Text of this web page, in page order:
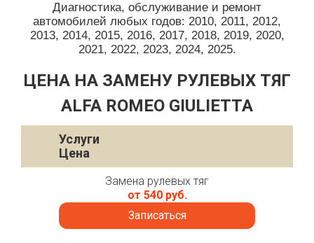
Диагностика, обслуживание и ремонт
автомобилей любых годов: 2010, 2011, 2012,
2013, 2014, 2015, 2016, 2017, 2018, 2019, 2020,
2021, 2022, 2023, 2024, 2025.
ЦЕНА НА ЗАМЕНУ РУЛЕВЫХ ТЯГ
ALFA ROMEO GIULIETTA
Услуги
Цена
Замена рулевых тяг
от 540 руб.
Записаться